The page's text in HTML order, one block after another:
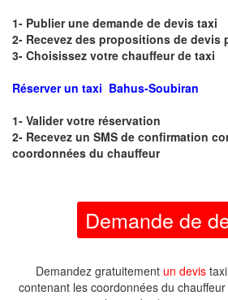
1- Publier une demande de devis taxi
2- Recevez des propositions de devis
3- Choisissez votre chauffeur de taxi
Réserver un taxi Bahus-Soubiran
1- Valider votre réservation
2- Recevez un SMS de confirmation
coordonnées du chauffeur
Demande de
Demandez gratuitement un devis
contenant les coordonnées du